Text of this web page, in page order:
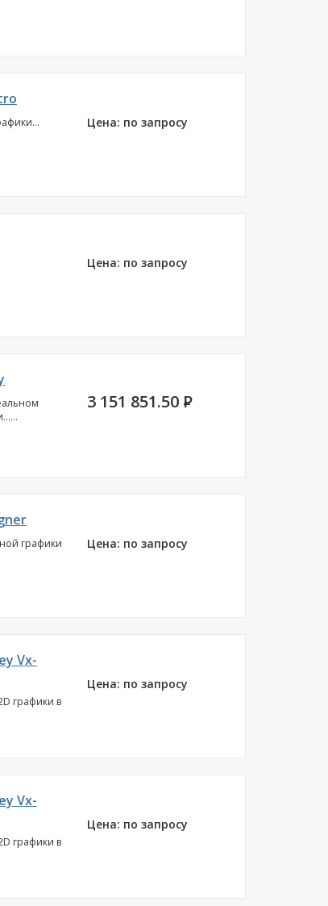
Цена: по запросу
Цена: по запросу
3 151 851.50 P
графики
Цена: по запросу
Vx-
графики в
Цена: по запросу
Vx-
графики в
Цена: по запросу